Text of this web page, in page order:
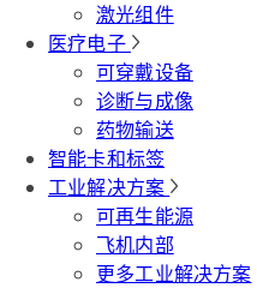
激光组件
医疗电子
可穿戴设备
诊断与成像
药物输送
智能卡和标签
工业解决方案
可再生能源
飞机内部
更多工业解决方案